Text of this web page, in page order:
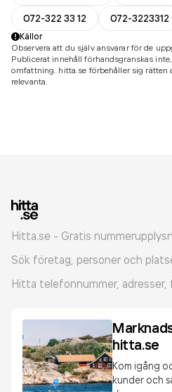
072-322 33 12
072-3223312
Källor
Observera att du själv ansvarar för de
Publicerat innehåll förhandsgranskas
omfattning. hitta.se förbehåller sig rätten
relevanta.
Hitta.se - Gratis
Sök företag, personer och
Hitta telefonnummer,
hitta.se
Kom igång
kunder och